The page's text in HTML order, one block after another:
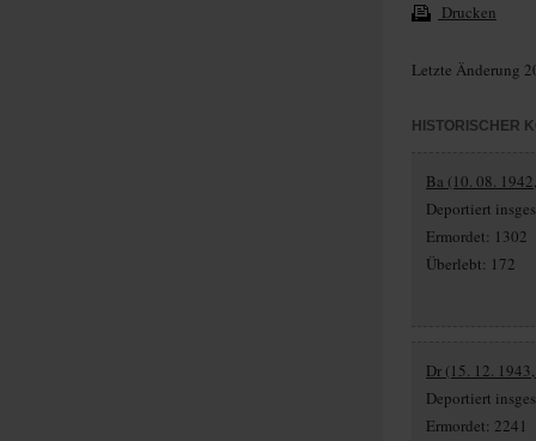
Drucken
Letzte Änderung
HISTORISCHER
Ba (10. 08.
Deportiert
Ermordet: 1302
Überlebt: 172
Dr (15. 12.
Deportiert
Ermordet: 2241